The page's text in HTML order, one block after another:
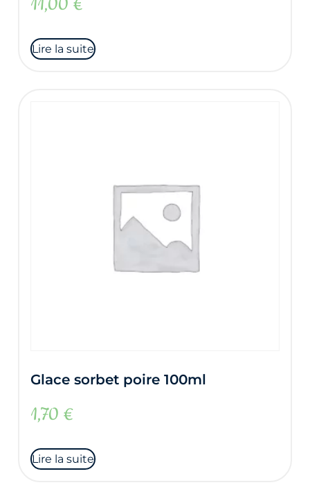
Lire la suite
Glace sorbet poire 100ml
1,70 €
Lire la suite